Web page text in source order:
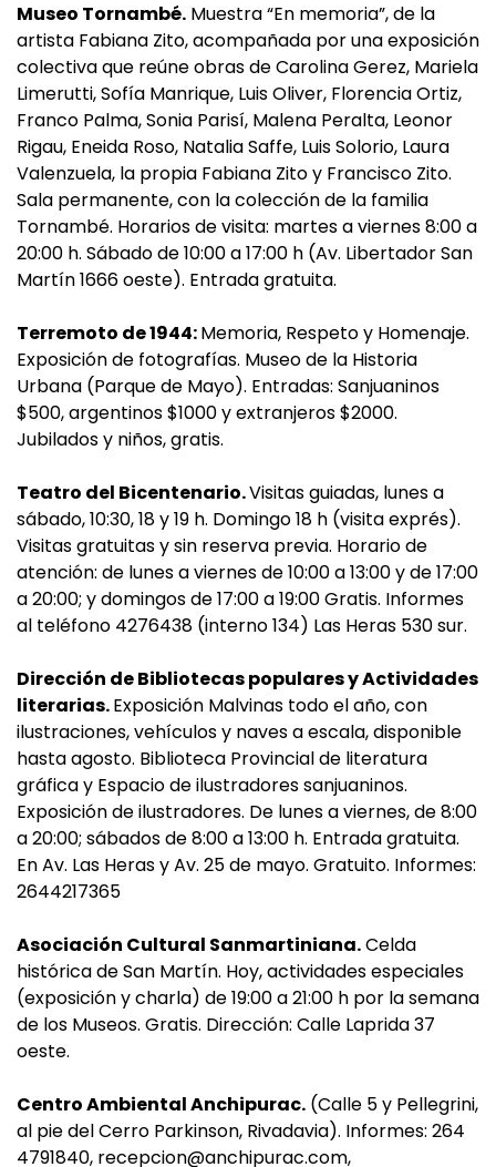
Museo Tornambé. Muestra “En memoria”, de la
artista Fabiana Zito, acompañada por una exposición
colectiva que reúne obras de Carolina Gerez, Mariela
Limerutti, Sofía Manrique, Luis Oliver, Florencia Ortiz,
Franco Palma, Sonia Parisí, Malena Peralta, Leonor
Rigau, Eneida Roso, Natalia Saffe, Luis Solorio, Laura
Valenzuela, la propia Fabiana Zito y Francisco Zito.
Sala permanente, con la colección de la familia
Tornambé. Horarios de visita: martes a viernes 8:00 a
20:00 h. Sábado de 10:00 a 17:00 h (Av. Libertador San
Martín 1666 oeste). Entrada gratuita.
Terremoto de 1944:Memoria, Respeto y Homenaje.
Exposición de fotografías. Museo de la Historia
Urbana (Parque de Mayo). Entradas: Sanjuaninos
$500, argentinos $1000 y extranjeros $2000.
Jubilados y niños, gratis.
Teatro del Bicentenario.Visitas guiadas, lunes a
sábado, 10:30, 18 y 19 h. Domingo 18 h (visita exprés).
Visitas gratuitas y sin reserva previa. Horario de
atención: de lunes a viernes de 10:00 a 13:00 y de 17:00
a 20:00; y domingos de 17:00 a 19:00 Gratis. Informes
al teléfono 4276438 (interno 134) Las Heras 530 sur.
Dirección de Bibliotecas populares y Actividades
literarias.Exposición Malvinas todo el año, con
ilustraciones, vehículos y naves a escala, disponible
hasta agosto. Biblioteca Provincial de literatura
gráfica y Espacio de ilustradores sanjuaninos.
Exposición de ilustradores. De lunes a viernes, de 8:00
a 20:00; sábados de 8:00 a 13:00 h. Entrada gratuita.
En Av. Las Heras y Av. 25 de mayo. Gratuito. Informes:
2644217365
Asociación Cultural Sanmartiniana.Celda
histórica de San Martín. Hoy, actividades especiales
(exposición y charla) de 19:00 a 21:00 h por la semana
de los Museos. Gratis. Dirección: Calle Laprida 37
oeste.
Centro Ambiental Anchipurac. (Calle 5 y Pellegrini,
al pie del Cerro Parkinson, Rivadavia). Informes: 264
4791840, recepcion@anchipurac.com,